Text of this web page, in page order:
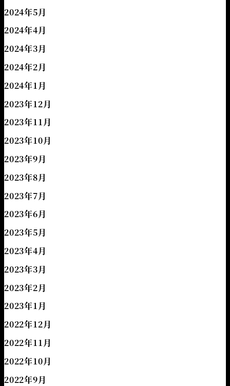
2024年5月
2024年4月
2024年3月
2024年2月
2024年1月
2023年12月
2023年11月
2023年10月
2023年9月
2023年8月
2023年7月
2023年6月
2023年5月
2023年4月
2023年3月
2023年2月
2023年1月
2022年12月
2022年11月
2022年10月
2022年9月